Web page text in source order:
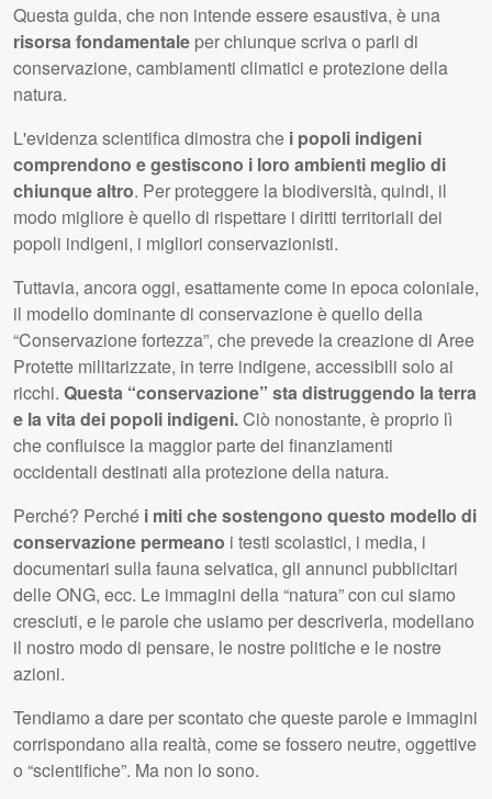
Questa guida, che non intende essere esaustiva, è una
risorsa fondamentale per chiunque scriva o parli di
conservazione, cambiamenti climatici e protezione della
natura.
L'evidenza scientifica dimostra che i popoli indigeni
comprendono e gestiscono i loro ambienti meglio di
chiunque altro. Per proteggere la biodiversità, quindi, il
modo migliore è quello di rispettare i diritti territoriali dei
popoli indigeni, i migliori conservazionisti.
Tuttavia, ancora oggi, esattamente come in epoca coloniale,
il modello dominante di conservazione è quello della
“Conservazione fortezza”, che prevede la creazione di Aree
Protette militarizzate, in terre indigene, accessibili solo ai
ricchi. Questa “conservazione” sta distruggendo la terra
e la vita dei popoli indigeni.Ciò nonostante, è proprio lì
che confluisce la maggior parte dei finanziamenti
occidentali destinati alla protezione della natura.
Perché? Perché i miti che sostengono questo modello di
conservazione permeano i testi scolastici, i media, i
documentari sulla fauna selvatica, gli annunci pubblicitari
delle ONG, ecc. Le immagini della “natura” con cui siamo
cresciuti, e le parole che usiamo per descriverla, modellano
il nostro modo di pensare, le nostre politiche e le nostre
azioni.
Tendiamo a dare per scontato che queste parole e immagini
corrispondano alla realtà, come se fossero neutre, oggettive
o “scientifiche”. Ma non lo sono.